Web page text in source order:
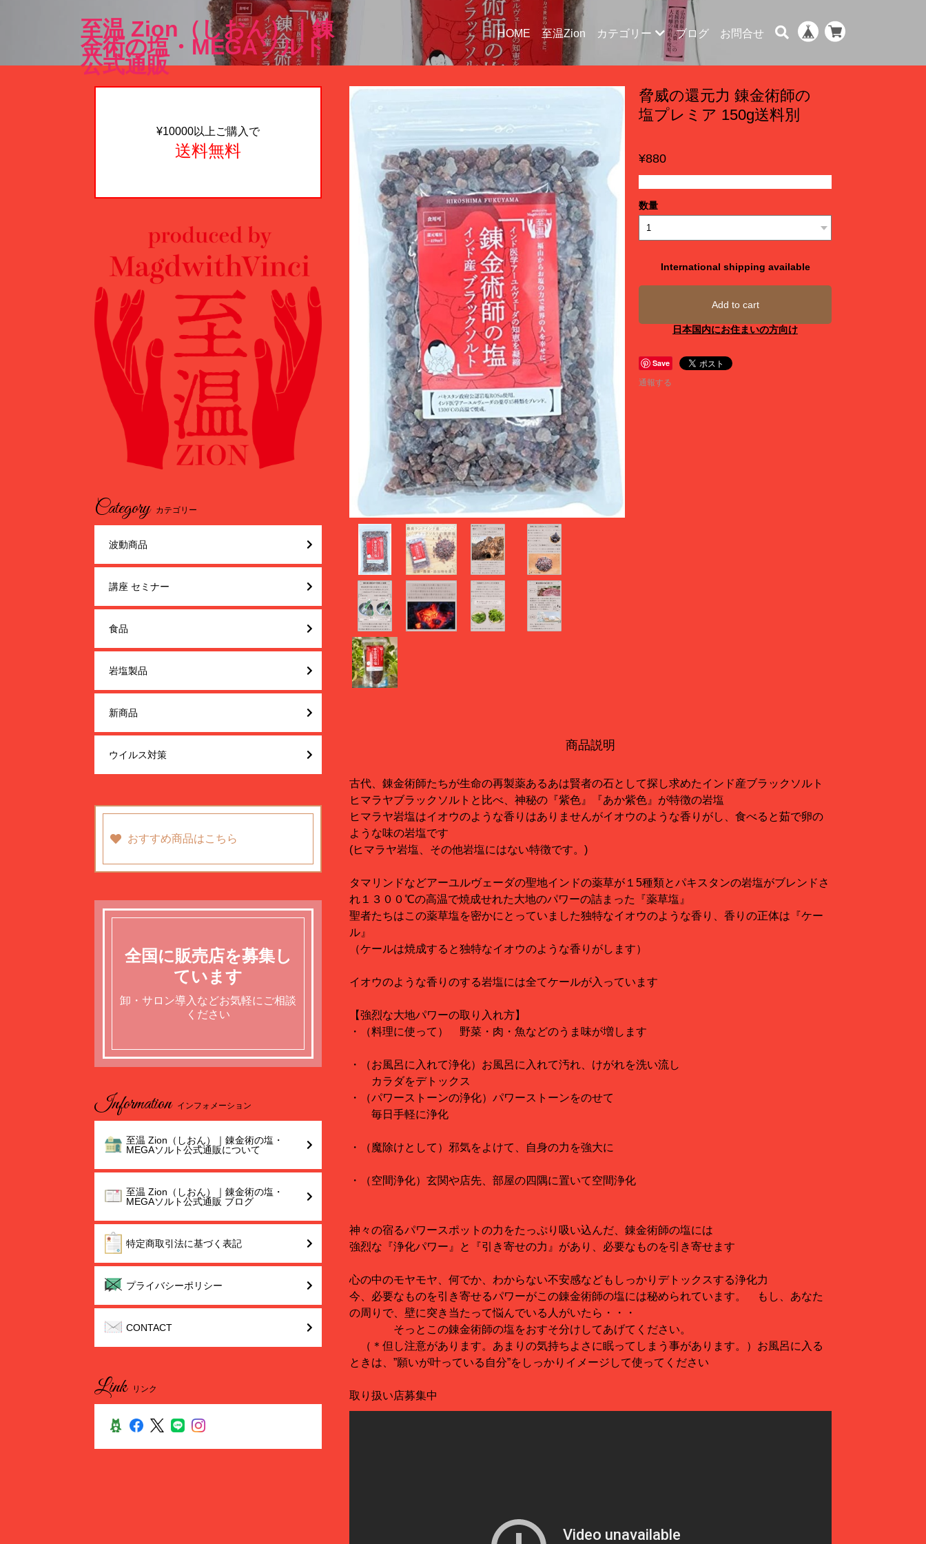
至温 Zion（しおん）｜錬
金術の塩・MEGAソルト
公式通販
HOME 至温Zion カテゴリー ブログ お問合せ
脅威の還元力 錬金術師の
塩プレミア 150g送料別
¥880
数量
International shipping available
Add to cart
日本国内にお住まいの方向け
Save
通報する
商品説明
古代、錬金術師たちが生命の再製薬あるあは賢者の石として探し求めたインド産ブラックソルト
ヒマラヤブラックソルトと比べ、神秘の『紫色』『あか紫色』が特徴の岩塩
ヒマラヤ岩塩はイオウのような香りはありませんがイオウのような香りがし、食べると茹で卵の
ような味の岩塩です
(ヒマラヤ岩塩、その他岩塩にはない特徴です。)
タマリンドなどアーユルヴェーダの聖地インドの薬草が１5種類とパキスタンの岩塩がブレンドさ
れ１３００℃の高温で焼成せれた大地のパワーの詰まった『薬草塩』
聖者たちはこの薬草塩を密かにとっていました独特なイオウのような香り、香りの正体は『ケー
ル』
（ケールは焼成すると独特なイオウのような香りがします）
イオウのような香りのする岩塩には全てケールが入っています
【強烈な大地パワーの取り入れ方】
・（料理に使って） 野菜・肉・魚などのうま味が増します
・（お風呂に入れて浄化）お風呂に入れて汚れ、けがれを洗い流し
カラダをデトックス
・（パワーストーンの浄化）パワーストーンをのせて
毎日手軽に浄化
・（魔除けとして）邪気をよけて、自身の力を強大に
・（空間浄化）玄関や店先、部屋の四隅に置いて空間浄化
神々の宿るパワースポットの力をたっぷり吸い込んだ、錬金術師の塩には
強烈な『浄化パワー』と『引き寄せの力』があり、必要なものを引き寄せます
心の中のモヤモヤ、何でか、わからない不安感などもしっかりデトックスする浄化力
今、必要なものを引き寄せるパワーがこの錬金術師の塩には秘められています。 もし、あなた
の周りで、壁に突き当たって悩んでいる人がいたら・・・
そっとこの錬金術師の塩をおすそ分けしてあげてください。
（＊但し注意があります。あまりの気持ちよさに眠ってしまう事があります。）お風呂に入る
ときは、”願いが叶っている自分”をしっかりイメージして使ってください
取り扱い店募集中
¥10000以上ご購入で
送料無料
Category カテゴリー
波動商品
講座 セミナー
食品
岩塩製品
新商品
ウイルス対策
おすすめ商品はこちら
全国に販売店を募集し
ています
卸・サロン導入などお気軽にご相談
ください
Information インフォメーション
至温 Zion（しおん）｜錬金術の塩・
MEGAソルト公式通販について
至温 Zion（しおん）｜錬金術の塩・
MEGAソルト公式通販 ブログ
特定商取引法に基づく表記
プライバシーポリシー
CONTACT
Link リンク